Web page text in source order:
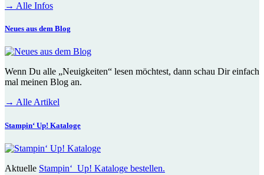
→ Alle Infos
Neues aus dem Blog
Wenn Du alle „Neuigkeiten“ lesen möchtest, dann schau Dir einfach
mal meinen Blog an.
→ Alle Artikel
Stampin‘ Up! Kataloge
Aktuelle Stampin‘ Up! Kataloge bestellen.